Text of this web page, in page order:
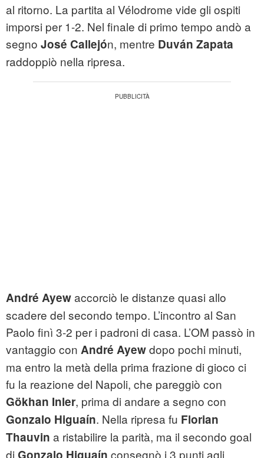
al ritorno. La partita al Vélodrome vide gli ospiti
imporsi per 1-2. Nel finale di primo tempo andò a
segno José Callejón, mentre Duván Zapata
raddoppiò nella ripresa.
André Ayewaccorciò le distanze quasi allo
scadere del secondo tempo. L’incontro al San
Paolo finì 3-2 per i padroni di casa. L’OM passò in
vantaggio con André Ayewdopo pochi minuti,
ma entro la metà della prima frazione di gioco ci
fu la reazione del Napoli, che pareggiò con
Gökhan Inler, prima di andare a segno con
Gonzalo Higuaín. Nella ripresa fu Florian
Thauvin a ristabilire la parità, ma il secondo goal
di
consegnò i 3 punti agli